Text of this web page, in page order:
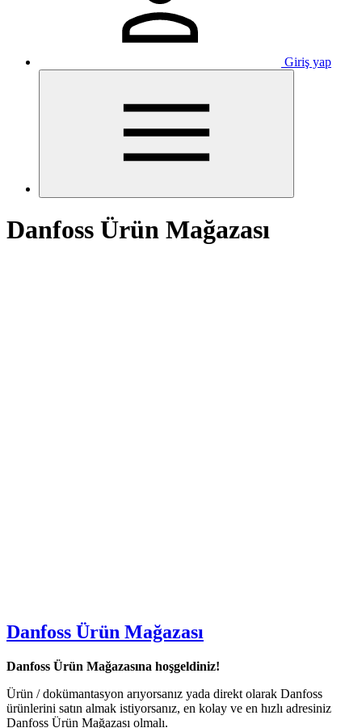
Giriş yap
Danfoss Ürün Mağazası
Danfoss Ürün Mağazası
Danfoss Ürün Mağazasına hoşgeldiniz!
Ürün / dokümantasyon arıyorsanız yada direkt olarak Danfoss
ürünlerini satın almak istiyorsanız, en kolay ve en hızlı adresiniz
Danfoss Ürün Mağazası olmalı.